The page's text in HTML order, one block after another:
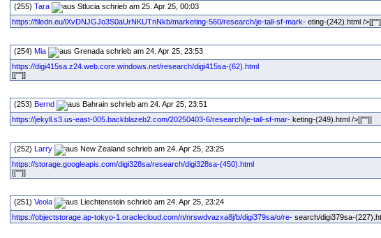
(255) Tara
schrieb am 25. Apr 25, 00:03
https://filedn.eu/lXvDNJGJo3S0aUrNKUTnNkb/marketing-560/research/je-tall-sf-mark- eting-(242).html /
(254) Mia
schrieb am 24. Apr 25, 23:53
https://digi415sa.z24.web.core.windows.net/research/digi415sa-(62).html
[[""]]
(253) Bernd
schrieb am 24. Apr 25, 23:51
https://jekyll.s3.us-east-005.backblazeb2.com/20250403-6/research/je-tall-sf-mar- keting-(249).html />[[""]]
(252) Larry
schrieb am 24. Apr 25, 23:25
https://storage.googleapis.com/digi328sa/research/digi328sa-(450).html
[[""]]
(251) Veola
schrieb am 24. Apr 25, 23:24
https://objectstorage.ap-tokyo-1.oraclecloud.com/n/nrswdvazxa8j/b/digi379sa/o/re- search/digi379sa-